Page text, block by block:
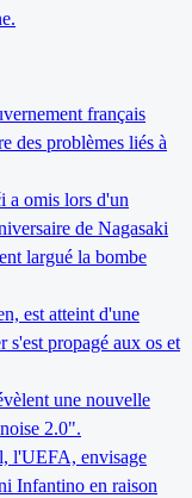
français
des problèmes liés à
a omis lors d'un
de Nagasaki
largué la bombe
est atteint d'une
s'est propagé aux os et
une nouvelle
2.0".
l'UEFA, envisage
Infantino en raison